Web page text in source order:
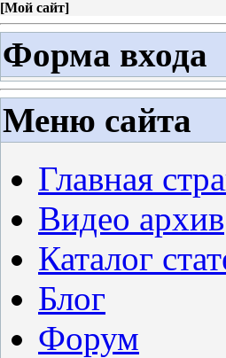
[Мой сайт]
Форма входа
Меню сайта
Главная
Видео архив
Каталог
Блог
Форум